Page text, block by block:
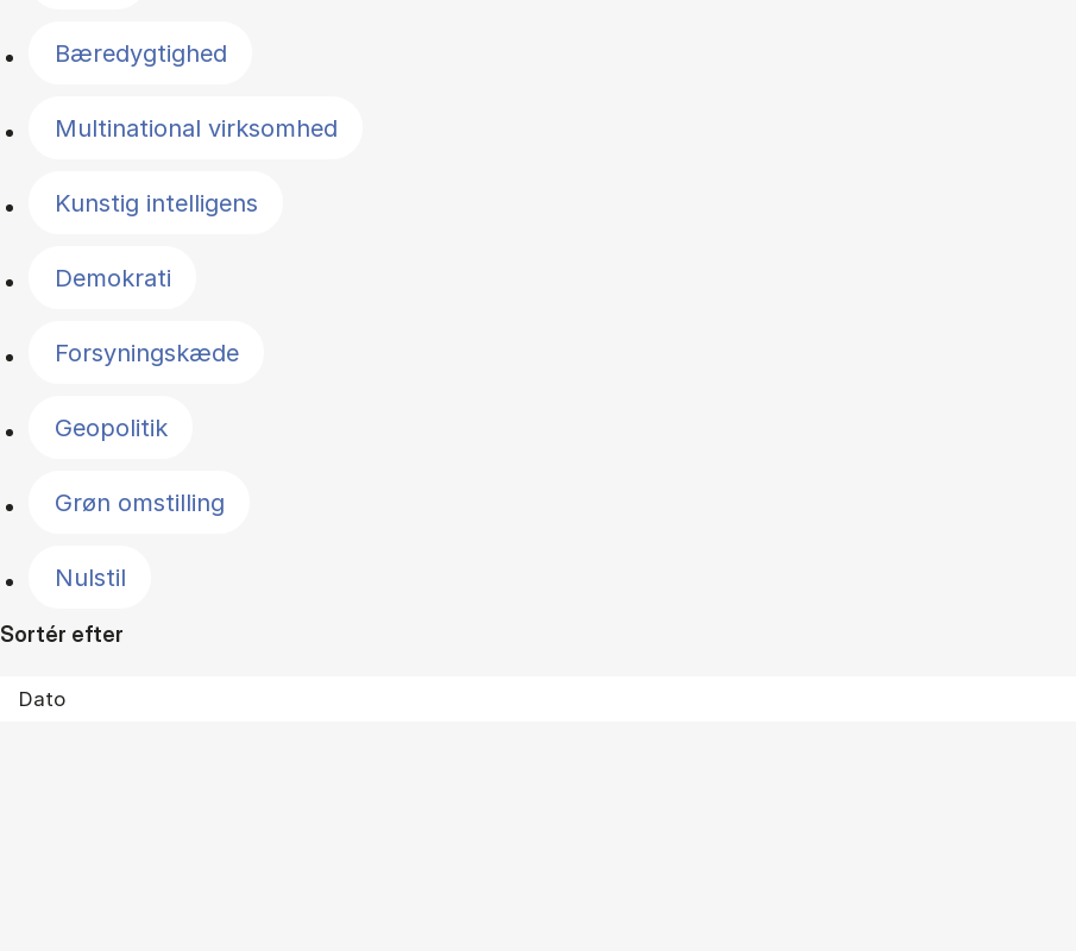
Bæredygtighed
Multinational virksomhed
Kunstig intelligens
Demokrati
Forsyningskæde
Geopolitik
Grøn omstilling
Nulstil
Sortér efter